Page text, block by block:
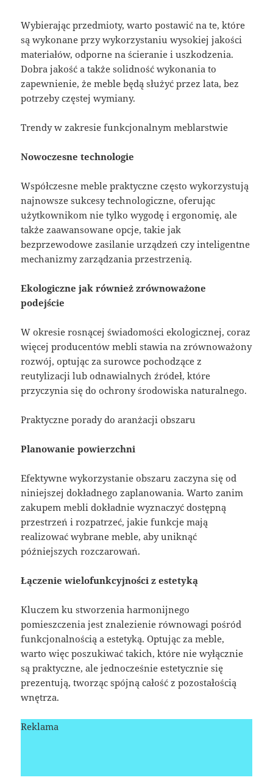
Wybierając przedmioty, warto postawić na te, które
są wykonane przy wykorzystaniu wysokiej jakości
materiałów, odporne na ścieranie i uszkodzenia.
Dobra jakość a także solidność wykonania to
zapewnienie, że meble będą służyć przez lata, bez
potrzeby częstej wymiany.
Trendy w zakresie funkcjonalnym meblarstwie
Nowoczesne technologie
Współczesne meble praktyczne często wykorzystują
najnowsze sukcesy technologiczne, oferując
użytkownikom nie tylko wygodę i ergonomię, ale
także zaawansowane opcje, takie jak
bezprzewodowe zasilanie urządzeń czy inteligentne
mechanizmy zarządzania przestrzenią.
Ekologiczne jak również zrównoważone
podejście
W okresie rosnącej świadomości ekologicznej, coraz
więcej producentów mebli stawia na zrównoważony
rozwój, optując za surowce pochodzące z
reutylizacji lub odnawialnych źródeł, które
przyczynia się do ochrony środowiska naturalnego.
Praktyczne porady do aranżacji obszaru
Planowanie powierzchni
Efektywne wykorzystanie obszaru zaczyna się od
niniejszej dokładnego zaplanowania. Warto zanim
zakupem mebli dokładnie wyznaczyć dostępną
przestrzeń i rozpatrzeć, jakie funkcje mają
realizować wybrane meble, aby uniknąć
późniejszych rozczarowań.
Łączenie wielofunkcyjności z estetyką
Kluczem ku stworzenia harmonijnego
pomieszczenia jest znalezienie równowagi pośród
funkcjonalnością a estetyką. Optując za meble,
warto więc poszukiwać takich, które nie wyłącznie
są praktyczne, ale jednocześnie estetycznie się
prezentują, tworząc spójną całość z pozostałością
wnętrza.
Reklama